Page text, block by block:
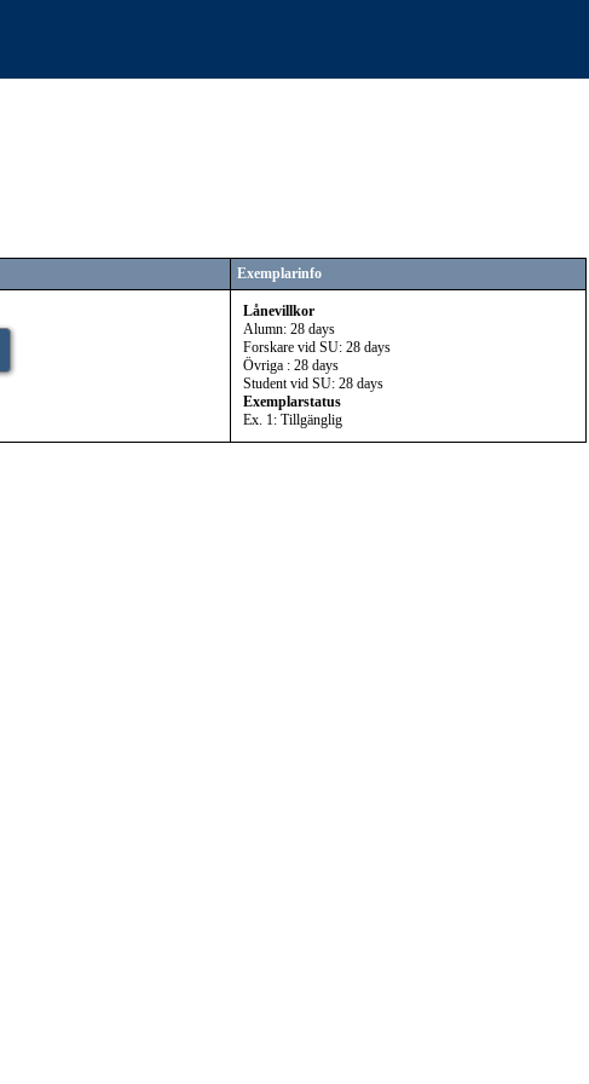
Exemplarinfo
Lånevillkor
Alumn: 28 days
Forskare vid SU: 28 days
Övriga : 28 days
Student vid SU: 28 days
Exemplarstatus
Ex. 1: Tillgänglig